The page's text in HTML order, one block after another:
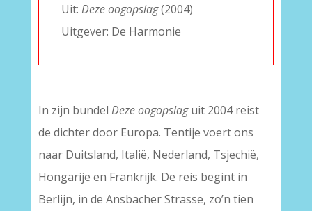
Uit: Deze oogopslag(2004)
Uitgever: De Harmonie
In zijn bundel Deze oogopslaguit 2004 reist
de dichter door Europa. Tentije voert ons
naar Duitsland, Italië, Nederland, Tsjechië,
Hongarije en Frankrijk. De reis begint in
Berlijn, in de Ansbacher Strasse, zo’n tien